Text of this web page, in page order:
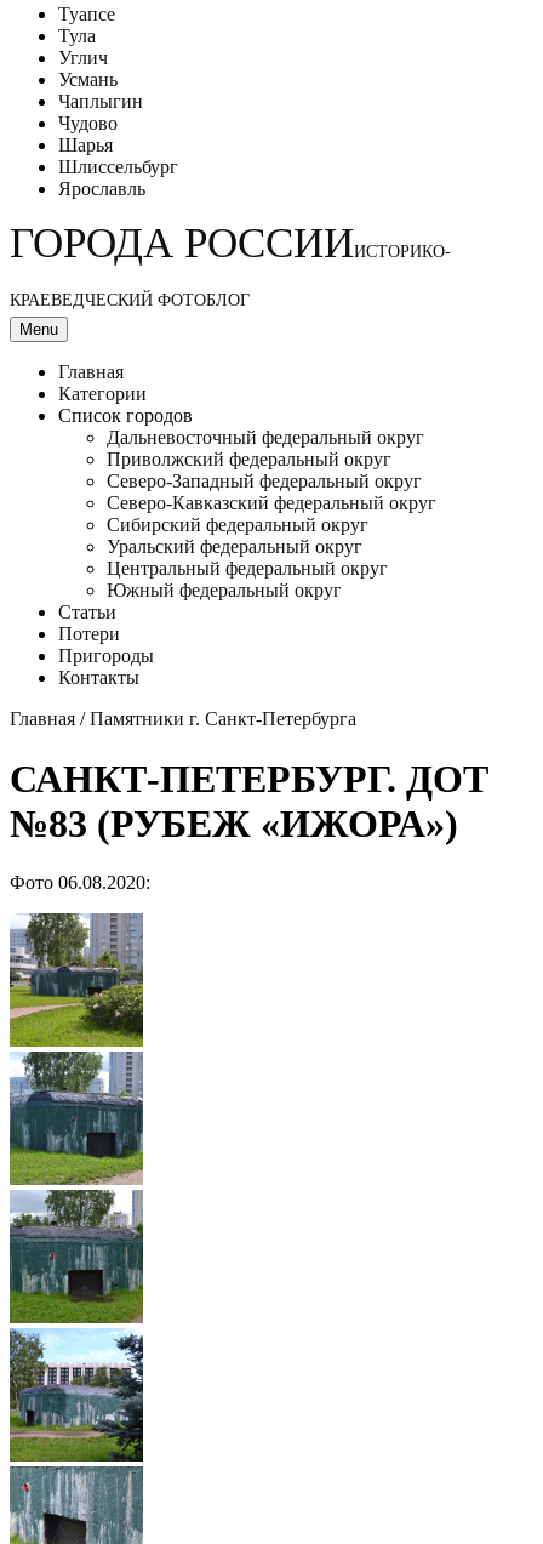
Туапсе
Тула
Углич
Усмань
Чаплыгин
Чудово
Шарья
Шлиссельбург
Ярославль
ГОРОДА РОССИИИСТОРИКО-
КРАЕВЕДЧЕСКИЙ ФОТОБЛОГ
Menu
Главная
Категории
Список городов
Дальневосточный федеральный округ
Приволжский федеральный округ
Северо-Западный федеральный округ
Северо-Кавказский федеральный округ
Сибирский федеральный округ
Уральский федеральный округ
Центральный федеральный округ
Южный федеральный округ
Статьи
Потери
Пригороды
Контакты
Главная /Памятники г. Санкт-Петербурга
САНКТ-ПЕТЕРБУРГ. ДОТ
№83 (РУБЕЖ «ИЖОРА»)
Фото 06.08.2020: